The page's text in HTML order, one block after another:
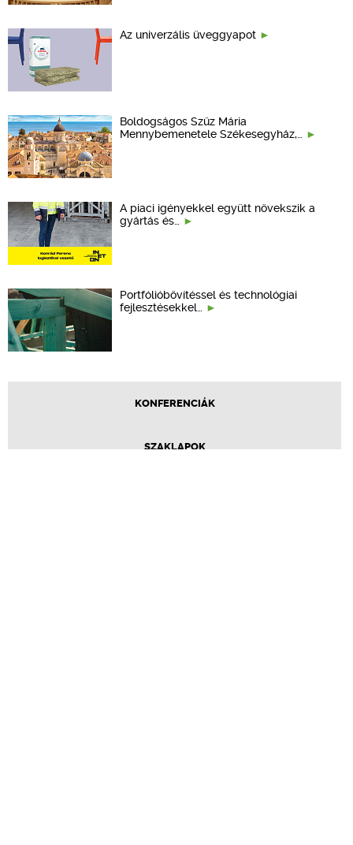
Az univerzális üveggyapot
Boldogságos Szűz Mária
Mennybemenetele Székesegyház,…
A piaci igényekkel együtt növekszik a
gyártás és…
Portfólióbővítéssel és technológiai
fejlesztésekkel…
KONFERENCIÁK
SZAKLAPOK